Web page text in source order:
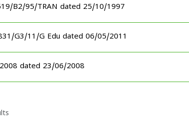
B2/95/TRAN dated 25/10/1997
G3/11/G Edu dated 06/05/2011
dated 23/06/2008